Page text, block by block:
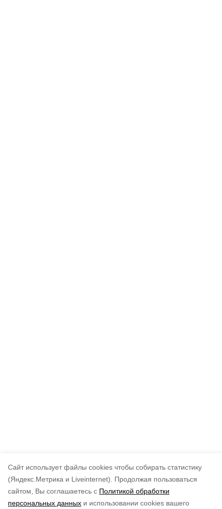
Cайт использует файлы cookies чтобы собирать статистику
(Яндекс.Метрика и Liveinternet).
Продолжая пользоваться
сайтом, Вы соглашаетесь с Политикой обработки
персональных данных и использовании cookies вашего